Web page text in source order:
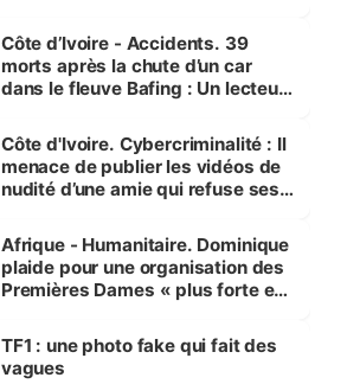
Côte d’Ivoire - Accidents. 39
morts après la chute d’un car
dans le fleuve Bafing : Un lecteur
des Transports
Côte d'Ivoire. Cybercriminalité : Il
menace de publier les vidéos de
nudité d’une amie qui refuse ses
Afrique - Humanitaire. Dominique
plaide pour une organisation des
Premières Dames « plus forte et
sur la scène internationale »
TF1 : une photo fake qui fait des
vagues